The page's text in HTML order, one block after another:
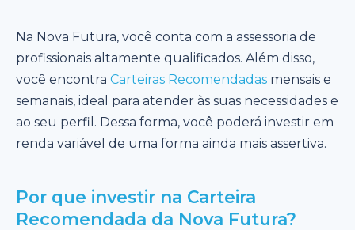
Na Nova Futura, você conta com a assessoria de
profissionais altamente qualificados. Além disso,
você encontra Carteiras Recomendadas mensais e
semanais, ideal para atender às suas necessidades e
ao seu perfil. Dessa forma, você poderá investir em
renda variável de uma forma ainda mais assertiva.
Por que investir na Carteira
Recomendada da Nova Futura?